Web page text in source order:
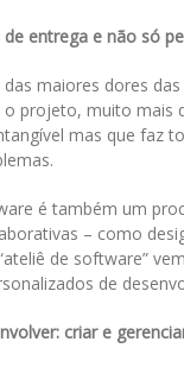
entrega e não só
maiores dores
projeto, muito mais
mas que faz
é também um
– como
de software”
de
criar e